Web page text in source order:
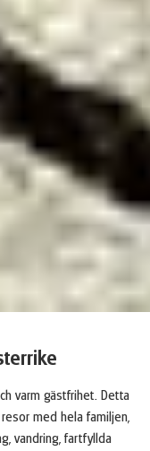
varm gästfrihet. Detta
med hela familjen,
vandring, fartfyllda